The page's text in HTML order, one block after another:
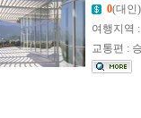
0(대인)
여행지역
교통편 :